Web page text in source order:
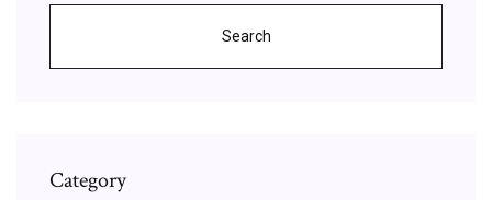
Search
Category